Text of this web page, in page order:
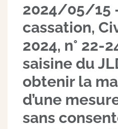
2024/05/15
cassation,
2024, n° 22-
saisine du
obtenir la
d’une
sans